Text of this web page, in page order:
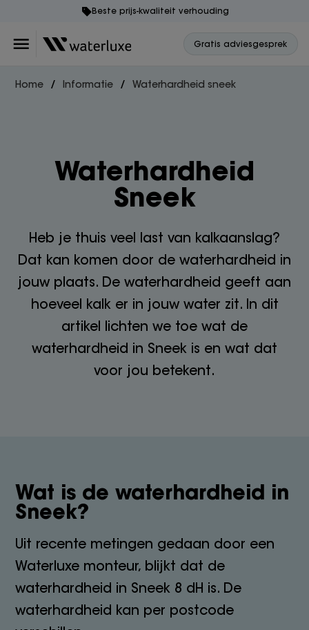
Beste prijs-kwaliteit verhouding
Gratis adviesgesprek
Home Informatie Waterhardheid sneek
Waterhardheid
Sneek
Heb je thuis veel last van kalkaanslag?
Dat kan komen door de waterhardheid in
jouw plaats. De waterhardheid geeft aan
hoeveel kalk er in jouw water zit. In dit
artikel lichten we toe wat de
waterhardheid in Sneek is en wat dat
voor jou betekent.
Wat is de waterhardheid in
Sneek?
Uit recente metingen gedaan door een
Waterluxe monteur, blijkt dat de
waterhardheid in Sneek 8 dH is. De
waterhardheid kan per postcode